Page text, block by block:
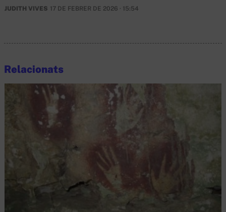
JUDITH VIVES 17 DE FEBRER DE 2026 · 15:54
Relacionats